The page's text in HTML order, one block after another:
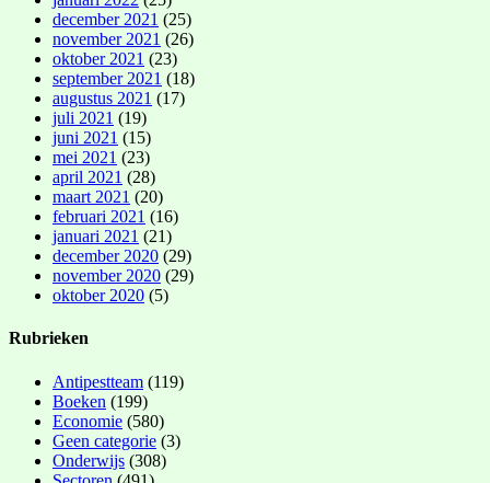
december 2021 (25)
november 2021 (26)
oktober 2021 (23)
september 2021 (18)
augustus 2021 (17)
juli 2021 (19)
juni 2021 (15)
mei 2021 (23)
april 2021 (28)
maart 2021 (20)
februari 2021 (16)
januari 2021 (21)
december 2020 (29)
november 2020 (29)
oktober 2020 (5)
Rubrieken
Antipestteam (119)
Boeken (199)
Economie (580)
Geen categorie (3)
Onderwijs (308)